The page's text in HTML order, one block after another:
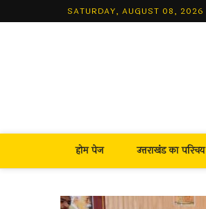
to
SATURDAY, AUGUST 08, 2026
होम पेज उत्तराखंड का परिचय